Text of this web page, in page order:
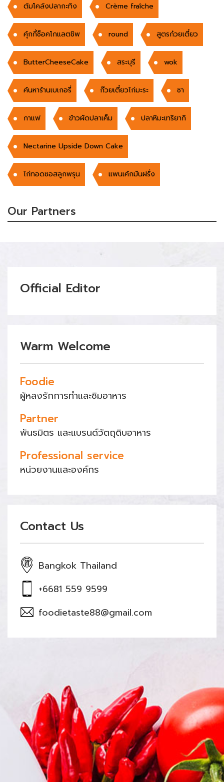
ต้มโคล้งปลากะทิง Crème fraîche
คุ้กกี้ช็อคโกแลตชิพ round สูตรก๋วยเตี๋ยว
ButterCheeseCake สระบุรี wok
ค้นหาร้านเบเกอรี่ ก๊วยเตี๋ยวไก่มะระ ซา
กาแฟ ข้าวผัดปลาเค็ม ปลาหิมะเทริยากิ
Nectarine Upside Down Cake
ไก่ทอดซอสลูกพรุน แพนเค้กมันฝรั่ง
Our Partners
Official Editor
Warm Welcome
Foodie
ผู้หลงรักการทำและชิมอาหาร
Partner
พันธมิตร และแบรนด์วัตถุดิบอาหาร
Professional service
หน่วยงานและองค์กร
Contact Us
Bangkok Thailand
+6681 559 9599
foodietaste88@gmail.com